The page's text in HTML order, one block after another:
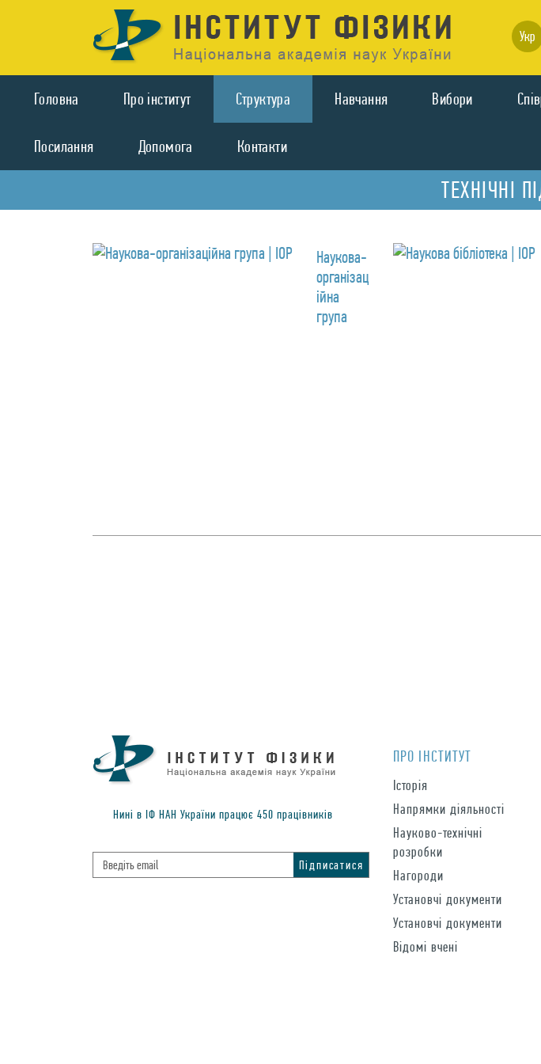
Укр
Головна Про iнститут Структура Навчання Вибори
Посилання Допомога Контакти
ТЕХНІЧНІ
Наукова-
організац
ійна
група
Нинi в IФ НАН України працює 450 працiвникiв
ПРО IНСТИТУТ
Історія
Напрямки діяльності
Науково-технічні
розробки
Нагороди
Установчі документи
Установчі документи
Відомі вчені